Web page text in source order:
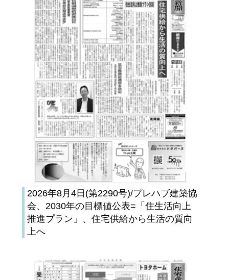
2026年8月4日(第2290号)/プレハブ建築協
会、2030年の目標値公表=「住生活向上
推進プラン」、住宅供給から生活の質向
上へ